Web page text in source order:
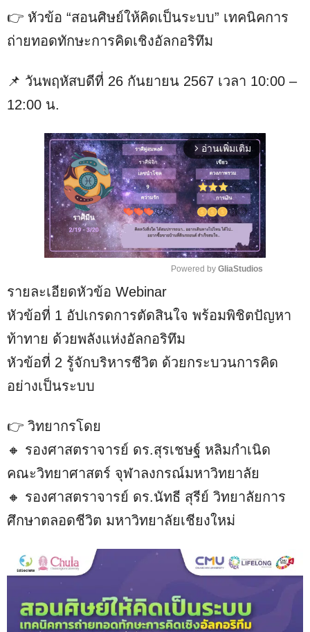
👉 หัวข้อ “สอนศิษย์ให้คิดเป็นระบบ” เทคนิคการ
ถ่ายทอดทักษะการคิดเชิงอัลกอริทึม
📌 วันพฤหัสบดีที่ 26 กันยายน 2567 เวลา 10:00 –
12:00 น.
arrow_forward_ios อ่านเพิ่มเติม
u
Powered by GliaStudios
รายละเอียดหัวข้อ Webinar
หัวข้อที่ 1 อัปเกรดการตัดสินใจ พร้อมพิชิตปัญหา
ท้าทาย ด้วยพลังแห่งอัลกอริทึม
หัวข้อที่ 2 รู้จักบริหารชีวิต ด้วยกระบวนการคิด
อย่างเป็นระบบ
👉 วิทยากรโดย
🔸 รองศาสตราจารย์ ดร.สุรเชษฐ์ หลิมกำเนิด
คณะวิทยาศาสตร์ จุฬาลงกรณ์มหาวิทยาลัย
🔸 รองศาสตราจารย์ ดร.นัทธี สุรีย์ วิทยาลัยการ
ศึกษาตลอดชีวิต มหาวิทยาลัยเชียงใหม่